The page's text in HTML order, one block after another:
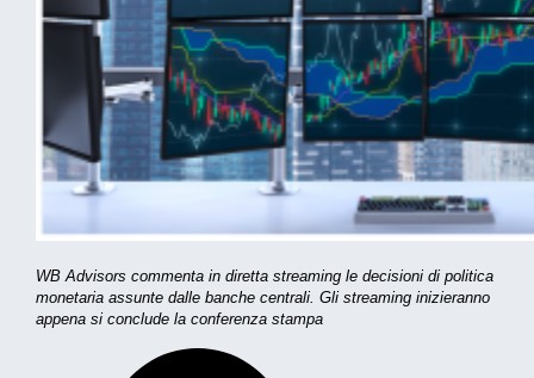
WB Advisors commenta in diretta streaming le decisioni di politica
monetaria assunte dalle banche centrali. Gli streaming inizieranno
appena si conclude la conferenza stampa